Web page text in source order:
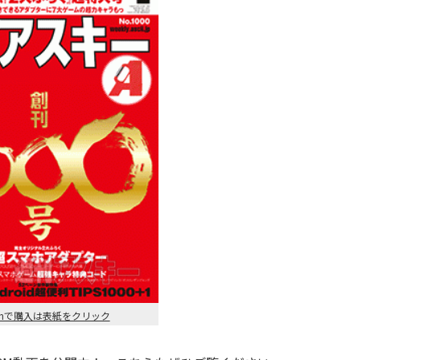
購入は表紙をクリック